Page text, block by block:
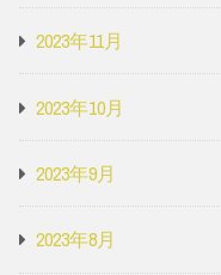
2023年11月
2023年10月
2023年9月
2023年8月